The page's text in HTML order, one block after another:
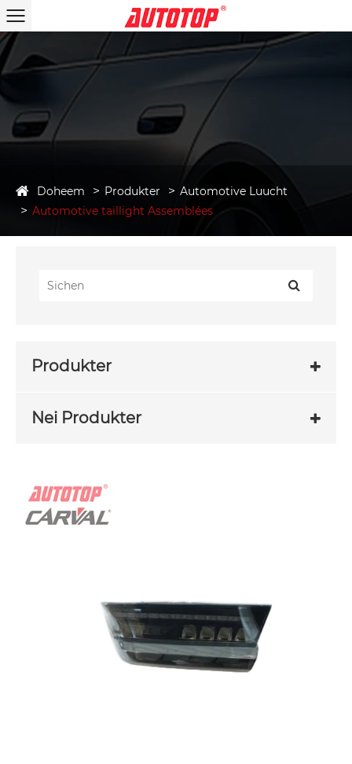
Doheem Produkter
Automotive Luucht
Automotive taillight Assemblées
Produkter
Nei Produkter